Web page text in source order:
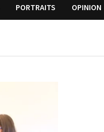
PORTRAITS OPINION